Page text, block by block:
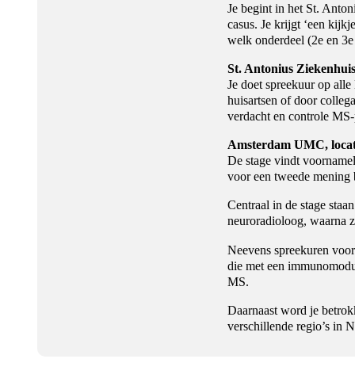
Je begint in het St.
casus. Je krijgt ‘een
welk onderdeel (2e en
St. Antonius
Je doet spreekuur op
huisartsen of door
verdacht en controle
Amsterdam UMC,
De stage vindt
voor een tweede
Centraal in de stage
neuroradioloog, waarna
Neevens spreekuren
die met een
MS.
Daarnaast word je
verschillende regio’s in